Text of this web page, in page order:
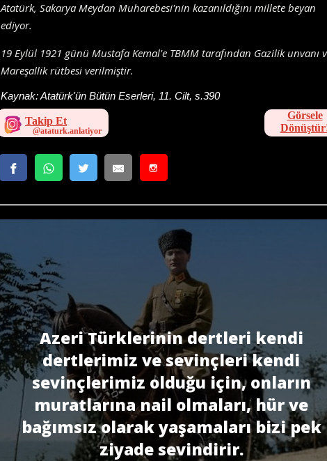
Atatürk, Sakarya Meydan Muharebesi'nin kazanıldığını millete beyan
ediyor.
19 Eylül 1921 günü Mustafa Kemal'e TBMM tarafından Gazilik unvanı
Mareşallik rütbesi verilmiştir.
Kaynak:Atatürk'ün Bütün Eserleri, 11. Cilt, s.390
Takip Et
Görsele
Azeri Türklerinin dertleri kendi
dertlerimiz ve sevinçleri kendi
sevinçlerimiz olduğu için, onların
muratlarına nail olmaları, hür ve
bağımsız olarak yaşamaları bizi pek
ziyade sevindirir.